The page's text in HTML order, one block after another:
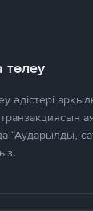
төлеу
әдістері
транзакциясын
“Аударылды,